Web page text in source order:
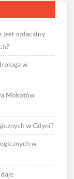
opłacalny
w
Mokotów
w Gdyni?
w